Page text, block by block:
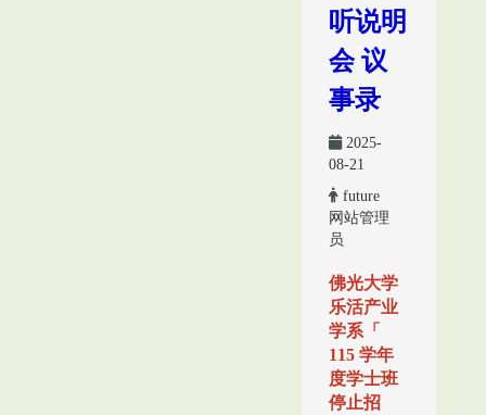
听说明
会 议
事录
2025-
08-21
future
网站管理
员
佛光大学
乐活产业
学系「
115 学年
度学士班
停止招